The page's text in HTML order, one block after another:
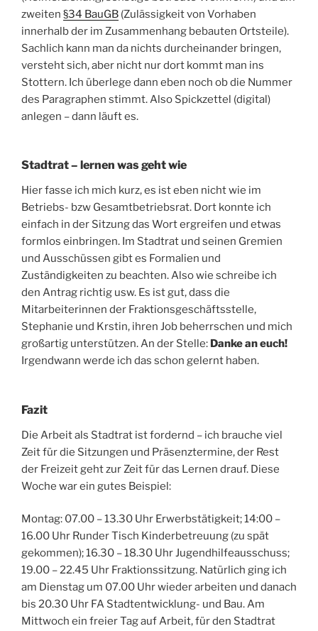
zweiten §34 BauGB (Zulässigkeit von Vorhaben
innerhalb der im Zusammenhang bebauten Ortsteile).
Sachlich kann man da nichts durcheinander bringen,
versteht sich, aber nicht nur dort kommt man ins
Stottern. Ich überlege dann eben noch ob die Nummer
des Paragraphen stimmt. Also Spickzettel (digital)
anlegen – dann läuft es.
Stadtrat – lernen was geht wie
Hier fasse ich mich kurz, es ist eben nicht wie im
Betriebs- bzw Gesamtbetriebsrat. Dort konnte ich
einfach in der Sitzung das Wort ergreifen und etwas
formlos einbringen. Im Stadtrat und seinen Gremien
und Ausschüssen gibt es Formalien und
Zuständigkeiten zu beachten. Also wie schreibe ich
den Antrag richtig usw. Es ist gut, dass die
Mitarbeiterinnen der Fraktionsgeschäftsstelle,
Stephanie und Krstin, ihren Job beherrschen und mich
großartig unterstützen. An der Stelle: Danke an euch!
Irgendwann werde ich das schon gelernt haben.
Fazit
Die Arbeit als Stadtrat ist fordernd – ich brauche viel
Zeit für die Sitzungen und Präsenztermine, der Rest
der Freizeit geht zur Zeit für das Lernen drauf. Diese
Woche war ein gutes Beispiel:
Montag: 07.00 – 13.30 Uhr Erwerbstätigkeit; 14:00 –
16.00 Uhr Runder Tisch Kinderbetreuung (zu spät
gekommen); 16.30 – 18.30 Uhr Jugendhilfeausschuss;
19.00 – 22.45 Uhr Fraktionssitzung. Natürlich ging ich
am Dienstag um 07.00 Uhr wieder arbeiten und danach
bis 20.30 Uhr FA Stadtentwicklung- und Bau. Am
Mittwoch ein freier Tag auf Arbeit, für den Stadtrat